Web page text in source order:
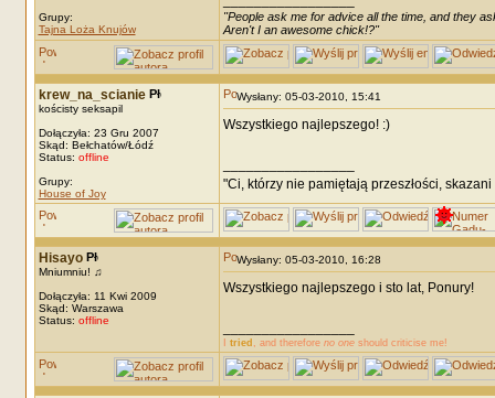
Grupy:
Tajna Loża Knujów
"People ask me for advice all the time, and they
Aren't I an awesome chick!?"
krew_na_scianie
kościsty seksapil
Dołączyła: 23 Gru 2007
Skąd: Bełchatów/Łódź
Status: offline
Grupy:
House of Joy
Wysłany: 05-03-2010, 15:41
Wszystkiego najlepszego! :)
"Ci, którzy nie pamiętają przeszłości,
Hisayo
Mniumniu! ♫
Dołączyła: 11 Kwi 2009
Skąd: Warszawa
Status: offline
Wysłany: 05-03-2010, 16:28
Wszystkiego najlepszego i sto lat, Ponury!
tried , and therefore no oneshould criticise me!